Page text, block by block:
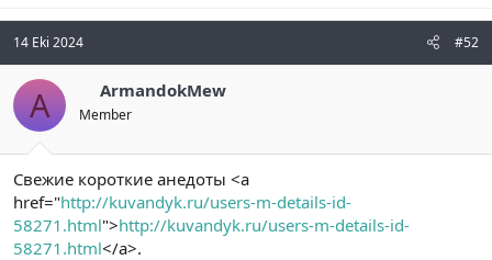
14 Eki 2024 #52
A ArmandokMew
Member
Свежие короткие анедоты <a
href="http://kuvandyk.ru/users-m-details-id-
58271.html">http://kuvandyk.ru/users-m-details-id-
58271.html</a>.